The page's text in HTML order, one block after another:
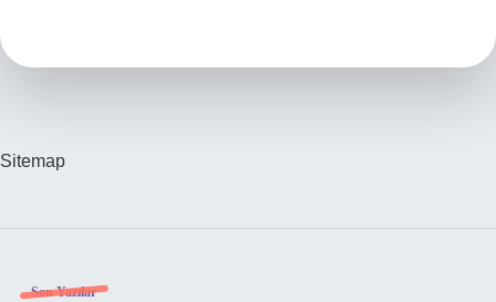
Sitemap
Son Yazılar